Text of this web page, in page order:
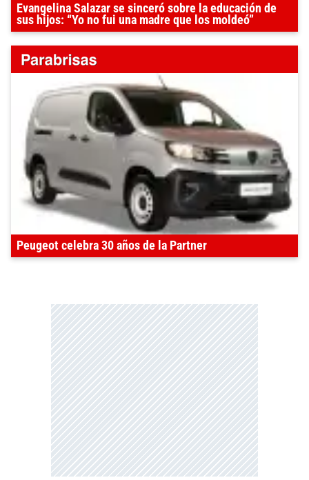
Evangelina Salazar se sinceró sobre la educación de
sus hijos: “Yo no fui una madre que los moldeó”
Peugeot celebra 30 años de la Partner